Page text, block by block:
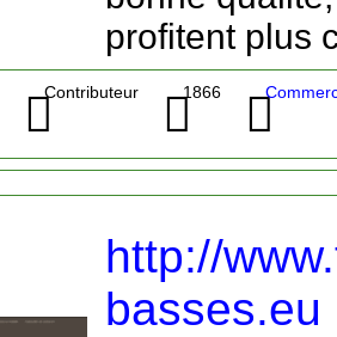
profitent plus
Contributeur 1866
http://
basses.eu